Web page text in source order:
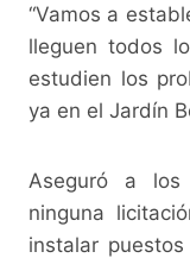
“Vamos a
lleguen todos
estudien los
ya en el Jardín
Aseguró a
ninguna
instalar